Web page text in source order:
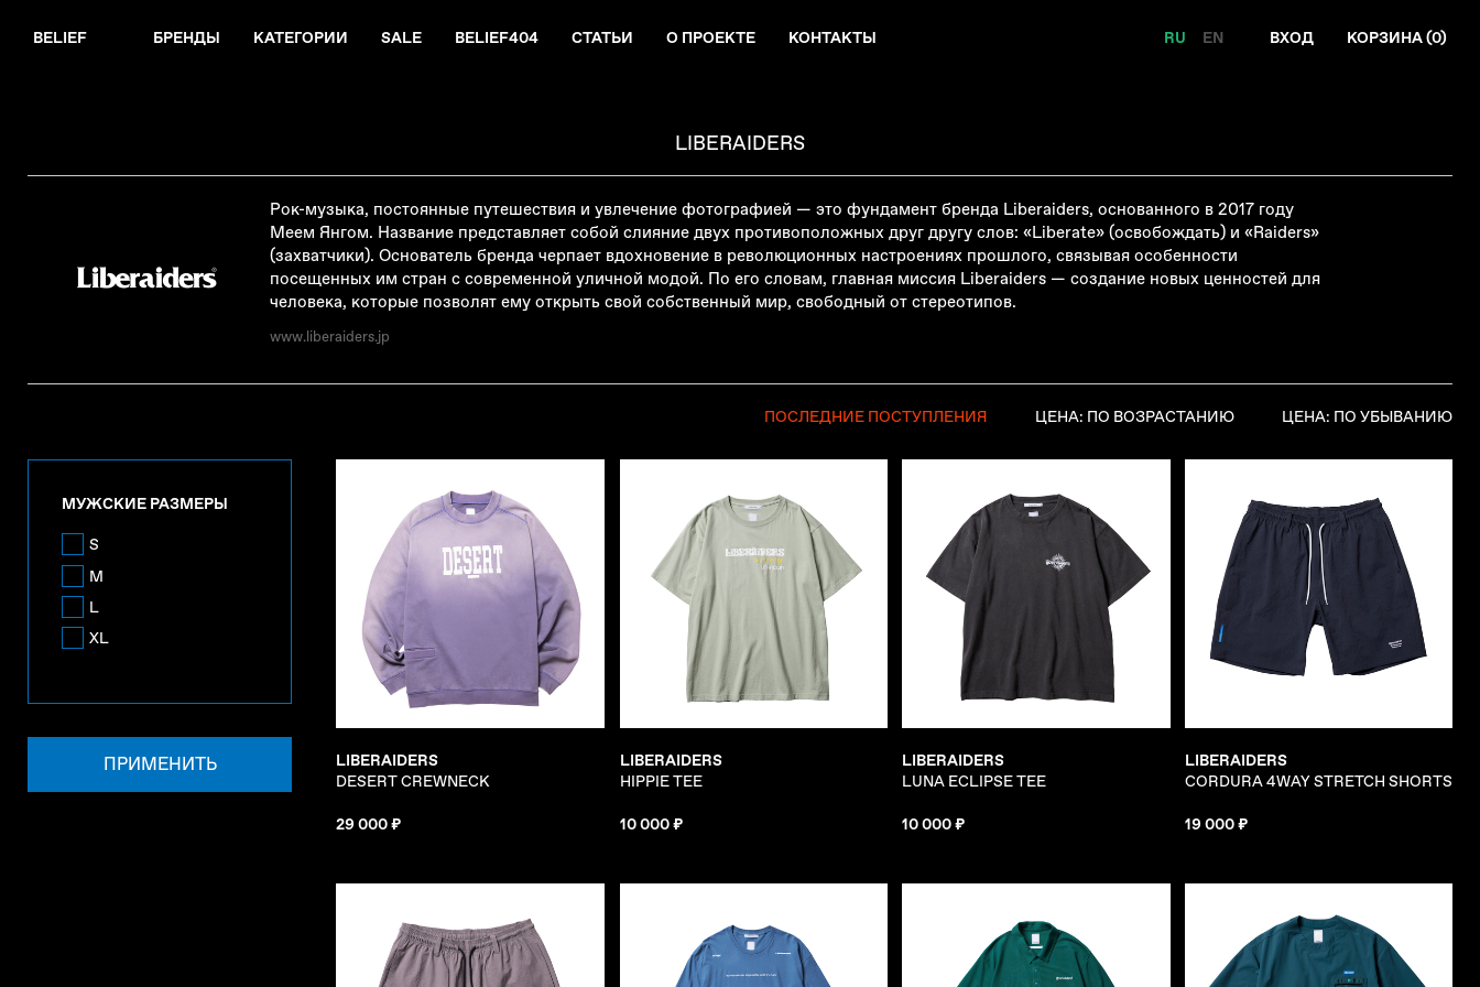
BELIEF БРЕНДЫ КАТЕГОРИИ SALE BELIEF404 СТАТЬИ О ПРОЕКТЕ КОНТАКТЫ RU EN ВХОД КОРЗИНА (0)
LIBERAIDERS
Рок-музыка, постоянные путешествия и увлечение фотографией — это фундамент бренда Liberaiders, основанного в 2017 году
Меем Янгом. Название представляет собой слияние двух противоположных друг другу слов: «Liberate» (освобождать) и «Raiders»
(захватчики). Основатель бренда черпает вдохновение в революционных настроениях прошлого, связывая особенности
посещенных им стран с современной уличной модой. По его словам, главная миссия Liberaiders — создание новых ценностей для
человека, которые позволят ему открыть свой собственный мир, свободный от стереотипов.
www.liberaiders.jp
ПОСЛЕДНИЕ ПОСТУПЛЕНИЯ ЦЕНА: ПО ВОЗРАСТАНИЮ ЦЕНА: ПО УБЫВАНИЮ
МУЖСКИЕ РАЗМЕРЫ
S
M
L
XL
ПРИМЕНИТЬ
LIBERAIDERS
DESERT CREWNECK
29 000 ₽
LIBERAIDERS
HIPPIE TEE
10 000 ₽
LIBERAIDERS
LUNA ECLIPSE TEE
10 000 ₽
LIBERAIDERS
CORDURA 4WAY STRETCH SHORTS
19 000 ₽